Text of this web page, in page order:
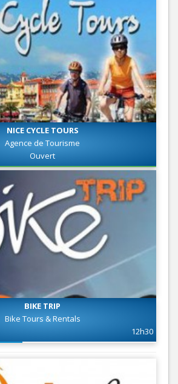
NICE CYCLE TOURS
Agence de Tourisme
Ouvert
BIKE TRIP
Bike Tours & Rentals
12h30